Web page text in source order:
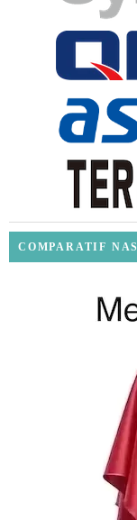
COMPARATIF NAS